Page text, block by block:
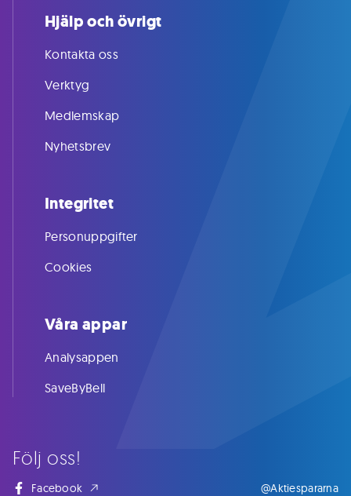
Följ oss!
Facebook @Aktiespararna
Hjälp och övrigt
Kontakta oss
Verktyg
Medlemskap
Nyhetsbrev
Integritet
Personuppgifter
Cookies
Våra appar
Analysappen
SaveByBell